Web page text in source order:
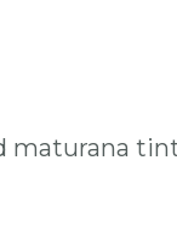
maturana